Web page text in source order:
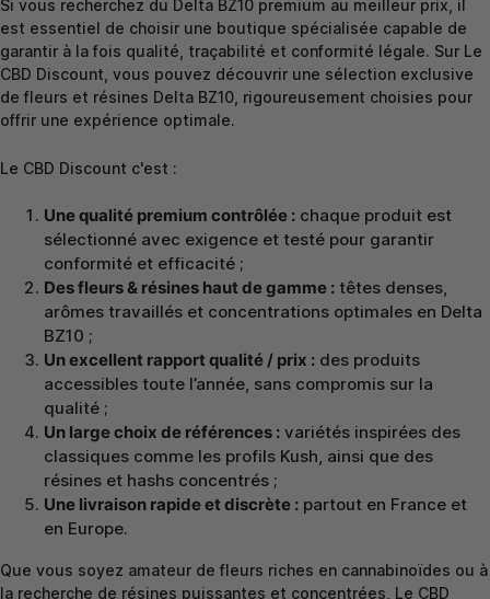
Si vous recherchez du Delta BZ10 premium au meilleur prix, il
est essentiel de choisir une boutique spécialisée capable de
garantir à la fois qualité, traçabilité et conformité légale. Sur Le
CBD Discount, vous pouvez découvrir une sélection exclusive
de fleurs et résines Delta BZ10, rigoureusement choisies pour
offrir une expérience optimale.
Le CBD Discount c'est :
Une qualité premium contrôlée : chaque produit est
sélectionné avec exigence et testé pour garantir
conformité et efficacité ;
Des fleurs & résines haut de gamme : têtes denses,
arômes travaillés et concentrations optimales en Delta
BZ10 ;
Un excellent rapport qualité / prix : des produits
accessibles toute l’année, sans compromis sur la
qualité ;
Un large choix de références : variétés inspirées des
classiques comme les profils Kush, ainsi que des
résines et hashs concentrés ;
Une livraison rapide et discrète : partout en France et
en Europe.
Que vous soyez amateur de fleurs riches en cannabinoïdes ou à
la recherche de résines puissantes et concentrées, Le CBD